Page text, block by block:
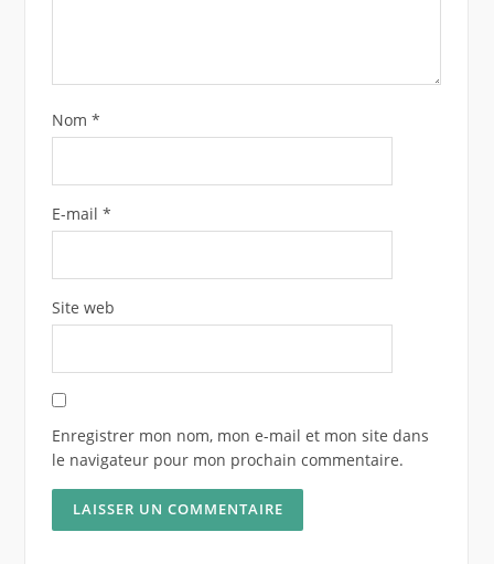
Nom *
E-mail *
Site web
Enregistrer mon nom, mon e-mail et mon site dans
le navigateur pour mon prochain commentaire.